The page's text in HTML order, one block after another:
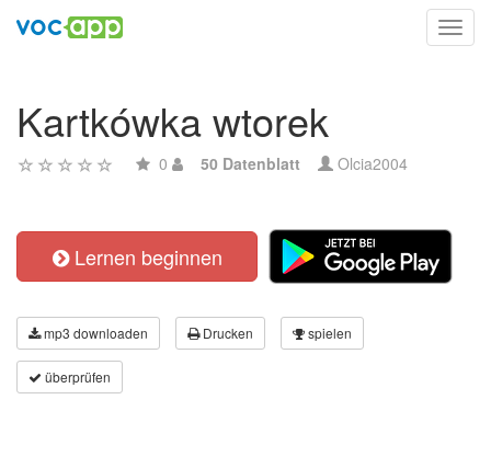
Kartkówka wtorek
0 50 Datenblatt Olcia2004
Lernen beginnen
mp3 downloaden Drucken spielen
überprüfen